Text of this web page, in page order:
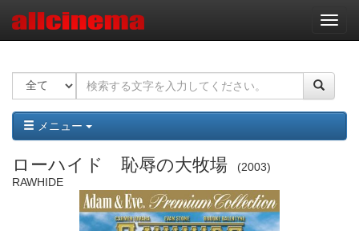
ナ
ビ
ー
ョ
ン
メニュー
ローハイド 恥辱の大牧場
2003
RAWHIDE